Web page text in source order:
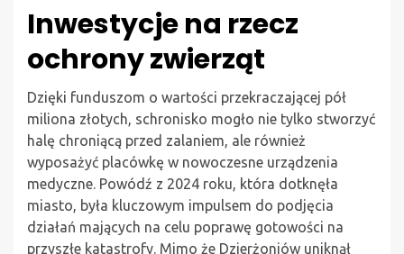
Inwestycje na rzecz
ochrony zwierząt
Dzięki funduszom o wartości przekraczającej pół
miliona złotych, schronisko mogło nie tylko stworzyć
halę chroniącą przed zalaniem, ale również
wyposażyć placówkę w nowoczesne urządzenia
medyczne. Powódź z 2024 roku, która dotknęła
miasto, była kluczowym impulsem do podjęcia
działań mających na celu poprawę gotowości na
przyszłe katastrofy. Mimo że Dzierżoniów uniknął